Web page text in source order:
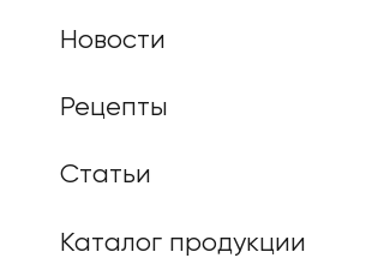
Новости
Рецепты
Статьи
Каталог продукции